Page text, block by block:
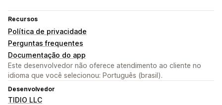
Recursos
Política de privacidade
Perguntas frequentes
Documentação do app
Este desenvolvedor não oferece atendimento ao cliente no
idioma que você selecionou: Português (brasil).
Desenvolvedor
TIDIO LLC